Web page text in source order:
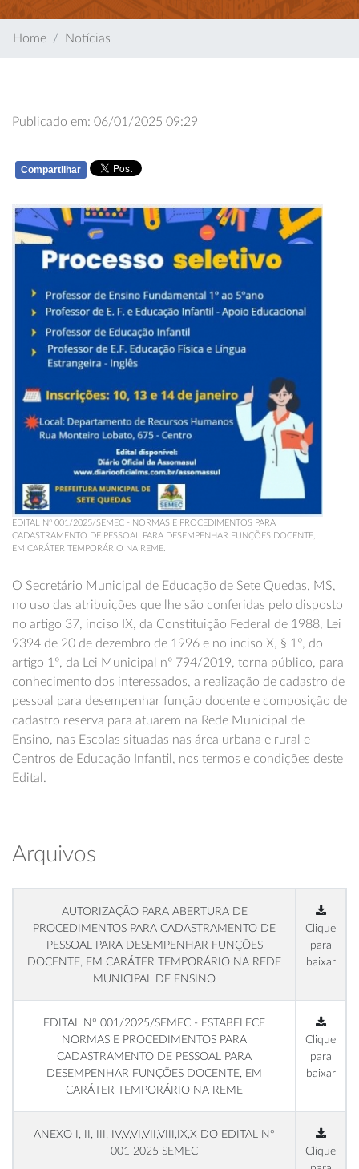
Home Notícias
Publicado em: 06/01/2025 09:29
Compartilhar
EDITAL Nº 001/2025/SEMEC - NORMAS E PROCEDIMENTOS PARA
CADASTRAMENTO DE PESSOAL PARA DESEMPENHAR FUNÇÕES DOCENTE,
EM CARÁTER TEMPORÁRIO NA REME.
O Secretário Municipal de Educação de Sete Quedas, MS,
no uso das atribuições que lhe são conferidas pelo disposto
no artigo 37, inciso IX, da Constituição Federal de 1988, Lei
9394 de 20 de dezembro de 1996 e no inciso X, § 1º, do
artigo 1º, da Lei Municipal nº 794/2019, torna público, para
conhecimento dos interessados, a realização de cadastro de
pessoal para desempenhar função docente e composição de
cadastro reserva para atuarem na Rede Municipal de
Ensino, nas Escolas situadas nas área urbana e rural e
Centros de Educação Infantil, nos termos e condições deste
Edital.
Arquivos
AUTORIZAÇÃO PARA ABERTURA DE
PROCEDIMENTOS PARA CADASTRAMENTO DE
PESSOAL PARA DESEMPENHAR FUNÇÕES
DOCENTE, EM CARÁTER TEMPORÁRIO NA REDE
MUNICIPAL DE ENSINO
Clique
para
baixar
EDITAL Nº 001/2025/SEMEC - ESTABELECE
NORMAS E PROCEDIMENTOS PARA
CADASTRAMENTO DE PESSOAL PARA
DESEMPENHAR FUNÇÕES DOCENTE, EM
CARÁTER TEMPORÁRIO NA REME
Clique
para
baixar
ANEXO I, II, III, IV,V,VI,VII,VIII,IX,X DO EDITAL Nº
001 2025 SEMEC
Clique